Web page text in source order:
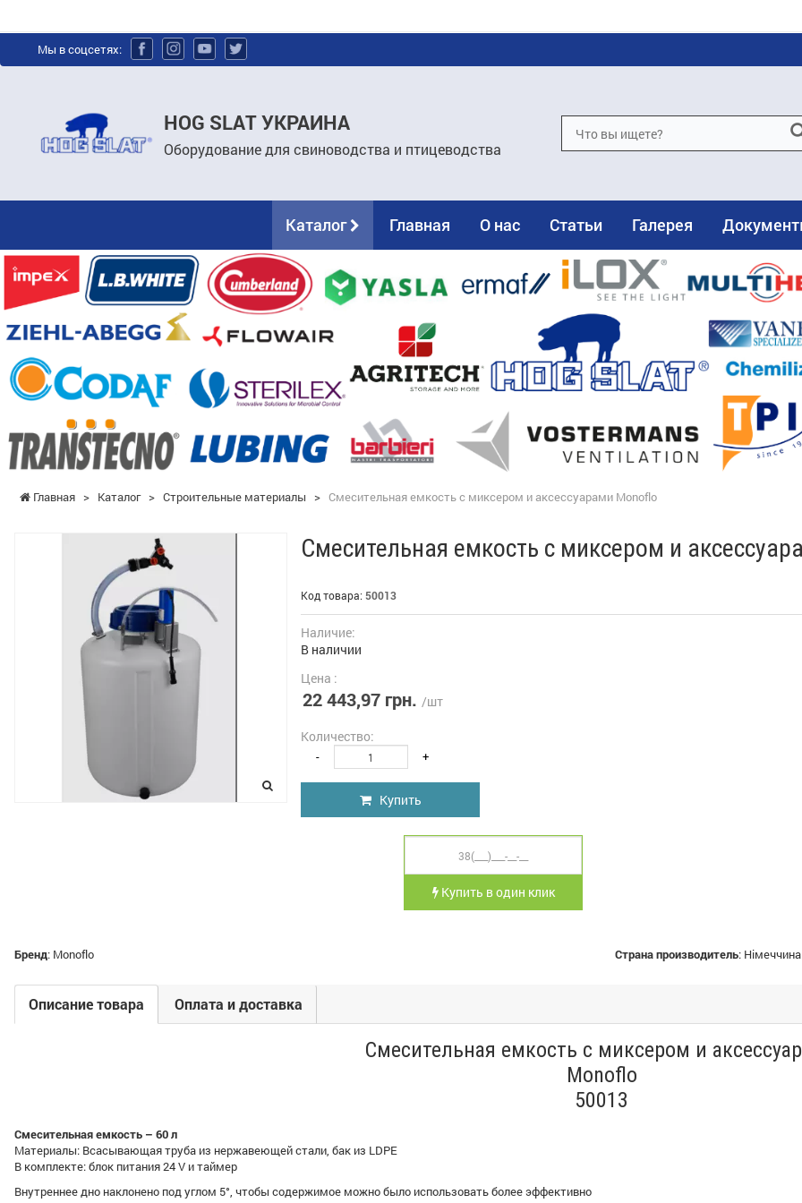
Мы в соцсетях:
HOG SLAT УКРАИНА
Оборудование для свиноводства и птицеводства
Каталог Главная О нас Статьи Галерея
Главная > Каталог > Строительные материалы > Смесительная емкость с миксером и аксессуарами Monoflo
Смесительная емкость с миксером и
Код товара: 50013
Наличие:
В наличии
Цена :
22 443,97 грн. /шт
Количество:
- +
Купить
Купить в один клик
Бренд: Monoflo Страна производитель: Німеччина
Описание товара Оплата и доставка
Смесительная емкость с миксером и
Monoflo
50013
Смесительная емкость – 60 л
Материалы: Всасывающая труба из нержавеющей стали, бак из LDPE
В комплекте: блок питания 24 V и таймер
Внутреннее дно наклонено под углом 5°, чтобы содержимое можно было использовать более эффективно